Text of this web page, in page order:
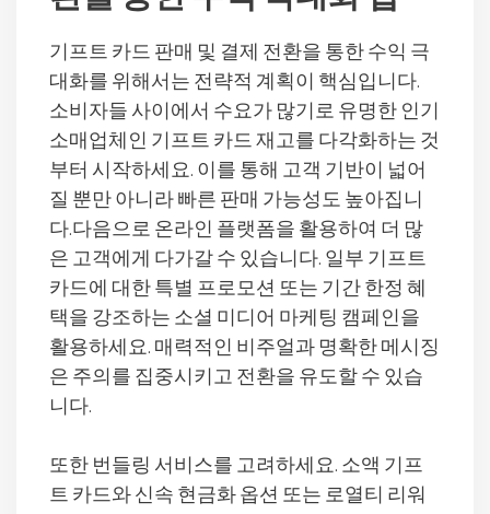
기프트 카드 판매 및 결제 전환을 통한 수익 극
대화를 위해서는 전략적 계획이 핵심입니다.
소비자들 사이에서 수요가 많기로 유명한 인기
소매업체인 기프트 카드 재고를 다각화하는 것
부터 시작하세요. 이를 통해 고객 기반이 넓어
질 뿐만 아니라 빠른 판매 가능성도 높아집니
다.다음으로 온라인 플랫폼을 활용하여 더 많
은 고객에게 다가갈 수 있습니다. 일부 기프트
카드에 대한 특별 프로모션 또는 기간 한정 혜
택을 강조하는 소셜 미디어 마케팅 캠페인을
활용하세요. 매력적인 비주얼과 명확한 메시징
은 주의를 집중시키고 전환을 유도할 수 있습
니다.
또한 번들링 서비스를 고려하세요. 소액 기프
트 카드와 신속 현금화 옵션 또는 로열티 리워